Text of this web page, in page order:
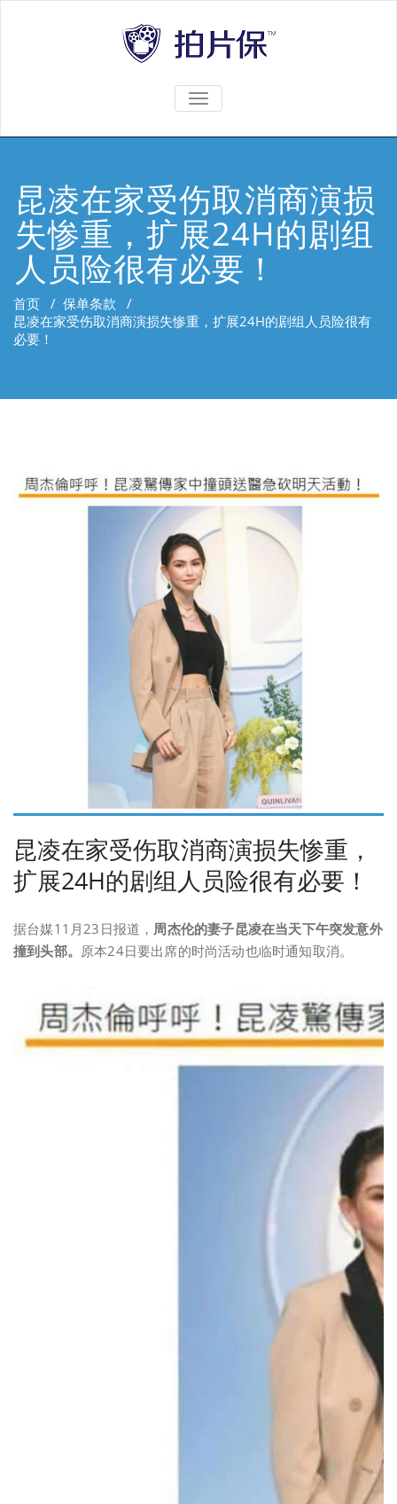
TOGGLE
昆凌在家受伤取消商演损
失惨重，扩展24H的剧组
人员险很有必要！
首页 / 保单条款 /
昆凌在家受伤取消商演损失惨重，扩展24H的剧组人员险很有
必要！
昆凌在家受伤取消商演损失惨重，
扩展24H的剧组人员险很有必要！
据台媒11月23日报道， 周杰伦的妻子昆凌在当天下午突发意外
撞到头部。 原本24日要出席的时尚活动也临时通知取消。